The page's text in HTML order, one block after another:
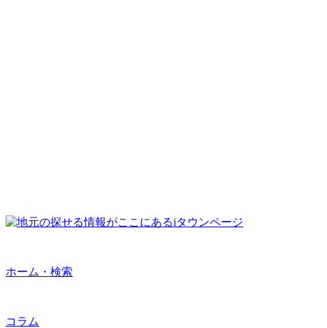
ホーム・検索
コラム